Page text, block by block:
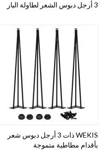
3 أرجل دبوس الشعر لطاولة البار
WEKIS ذات 3 أرجل دبوس شعر
بأقدام مطاطية متموجة